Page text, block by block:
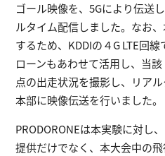
ゴール映像を、5Gにより伝送
ルタイム配信しました。なお
するため、KDDIの４G LTE回
ローンもあわせて活用し、当
点の出走状況を撮影し、リア
本部に映像伝送を行いました。
PRODORONEは本実験に対し
提供だけでなく、本大会中の